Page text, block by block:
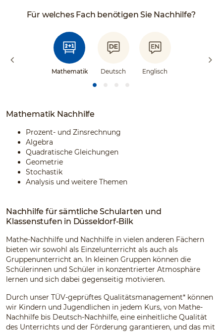
Für welches Fach benötigen Sie Nachhilfe?
Mathematik Deutsch Englisch
Mathematik Nachhilfe
Prozent- und Zinsrechnung
Algebra
Quadratische Gleichungen
Geometrie
Stochastik
Analysis und weitere Themen
Nachhilfe für sämtliche Schularten und
Klassenstufen in Düsseldorf-Bilk
Mathe-Nachhilfe und Nachhilfe in vielen anderen Fächern
bieten wir sowohl als Einzelunterricht als auch als
Gruppenunterricht an. In kleinen Gruppen können die
Schülerinnen und Schüler in konzentrierter Atmosphäre
lernen und sich dabei gegenseitig motivieren.
Durch unser TÜV-geprüftes Qualitätsmanagement* können
wir Kindern und Jugendlichen in jedem Kurs, von Mathe-
Nachhilfe bis Deutsch-Nachhilfe, eine einheitliche Qualität
des Unterrichts und der Förderung garantieren, und das mit